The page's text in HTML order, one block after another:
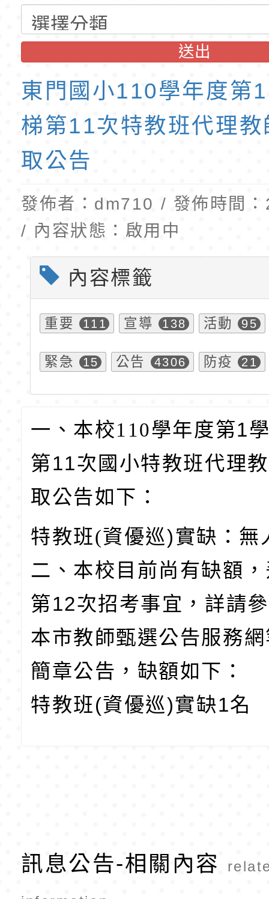
「115年食農教育專
訓練課程」，歡迎已
育專業人員資格者報
錄取公告-桃園市桃
民小學115學年度「
理人員」甄選
東門國小115學年度
梯特教代課教師甄選
公告(尚有缺額)
錄取公告-桃園市桃
民小學115學年度「
班教師助理員」甄選
東門國小115學年度
梯特教代理教師甄選
公告(尚有缺額)
送出
東門國小110學年度第
梯第11次特教班代理
取公告
發佈者：dm710 / 發佈時間
/ 內容狀態：啟用中
內容標籤
重要 111 宣導 138 活動 95
緊急 15 公告 4306 防疫 21
一、本校110學年度第1
第11次國小特教班代理
取公告如下：
特教班(資優巡)實缺：無
二、本校目前尚有缺額
第12次招考事宜，詳請
本市教師甄選公告服務
簡章公告，缺額如下：
特教班(資優巡)實缺1名
訊息公告-相關內容